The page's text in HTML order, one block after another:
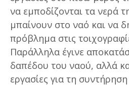
να εμποδίζονται τα νερά
μπαίνουν στο ναό και να
πρόβλημα στις
Παράλληλα έγινε
δαπέδου του ναού, αλλά
εργασίες για τη